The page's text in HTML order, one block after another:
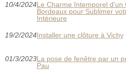
10/4/2024Le Charme Intemporel d'un
Bordeaux pour Sublimer
Intérieure
19/2/2024Installer une clôture à Vichy
01/3/2023La pose de fenêtre par un
Pau